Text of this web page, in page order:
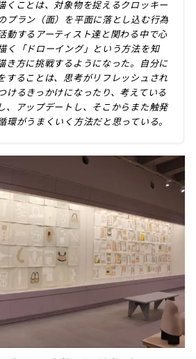
くことは、対象物を捉えるクロッキー
プラン（面）を平面に落とし込む行為
動するアーティスト達と関わる中で心
く「ドローイング」という方法を知
き方に挑戦するようになった。自分に
することは、思考がリフレッシュされ
けるきっかけになったり、考えている
、アップデートし、そこからまた触発
環がうまくいく方法だと思っている。